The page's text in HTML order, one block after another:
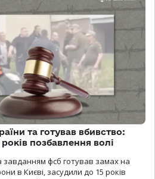
та готував вбивство:
позбавлення волі
завданням фсб готував замах на
в Києві, засудили до 15 років